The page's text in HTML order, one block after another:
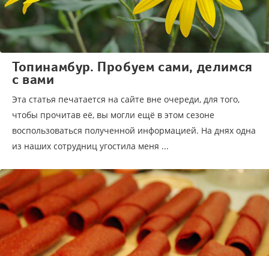
Топинамбур. Пробуем сами, делимся
с вами
Эта статья печатается на сайте вне очереди, для того,
чтобы прочитав её, вы могли ещё в этом сезоне
воспользоваться полученной информацией. На днях одна
из наших сотрудниц угостила меня ...